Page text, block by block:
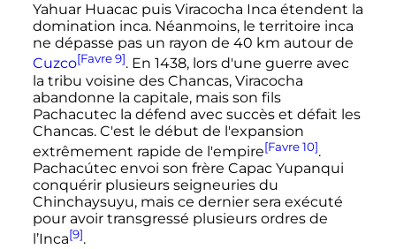
Yahuar Huacac puis Viracocha Inca étendent la
domination inca. Néanmoins, le territoire inca
ne dépasse pas un rayon de 40 km autour de
Cuzco[Favre 9]. En 1438, lors d'une guerre avec
la tribu voisine des Chancas, Viracocha
abandonne la capitale, mais son fils
Pachacutec la défend avec succès et défait les
Chancas. C'est le début de l'expansion
extrêmement rapide de l'empire[Favre 10].
Pachacútec envoi son frère Capac Yupanqui
conquérir plusieurs seigneuries du
Chinchaysuyu, mais ce dernier sera exécuté
pour avoir transgressé plusieurs ordres de
l’Inca[9].